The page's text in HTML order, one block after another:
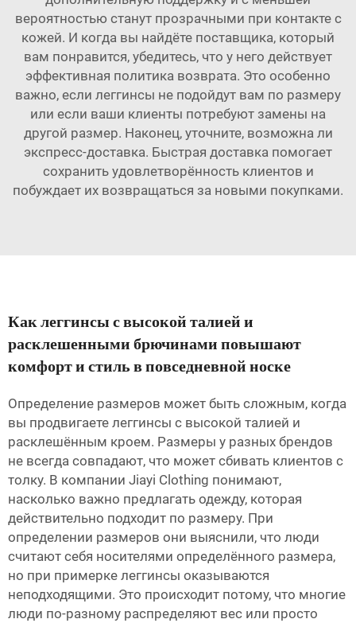
вероятностью станут прозрачными при контакте с
кожей. И когда вы найдёте поставщика, который
вам понравится, убедитесь, что у него действует
эффективная политика возврата. Это особенно
важно, если леггинсы не подойдут вам по размеру
или если ваши клиенты потребуют замены на
другой размер. Наконец, уточните, возможна ли
экспресс-доставка. Быстрая доставка помогает
сохранить удовлетворённость клиентов и
побуждает их возвращаться за новыми покупками.
Как леггинсы с высокой талией и
расклешенными брючинами повышают
комфорт и стиль в повседневной носке
Определение размеров может быть сложным, когда
вы продвигаете леггинсы с высокой талией и
расклешённым кроем. Размеры у разных брендов
не всегда совпадают, что может сбивать клиентов с
толку. В компании Jiayi Clothing понимают,
насколько важно предлагать одежду, которая
действительно подходит по размеру. При
определении размеров они выяснили, что люди
считают себя носителями определённого размера,
но при примерке леггинсы оказываются
неподходящими. Это происходит потому, что многие
люди по-разному распределяют вес или просто